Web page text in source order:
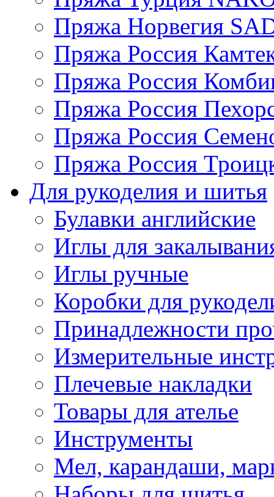
Пряжа Норвегия
Пряжа Россия
Пряжа Россия
Пряжа Россия
Пряжа Россия
Пряжа Россия
Для рукоделия и шитья
Булавки английские
Иглы для
Иглы ручные
Коробки для
Принадлежности
Измерительные
Плечевые накладки
Товары для ателье
Инструменты
Мел, карандаши,